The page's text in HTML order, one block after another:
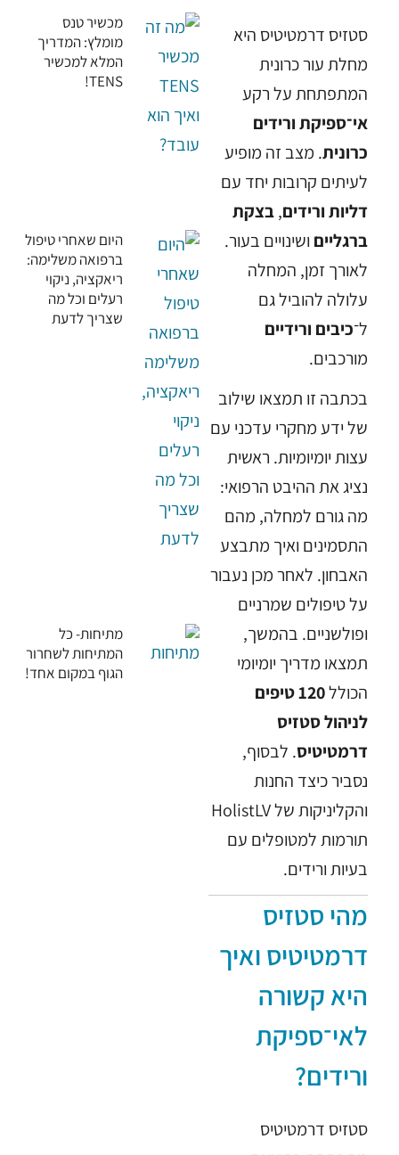
סטזיס דרמטיטיס היא
מחלת עור כרונית
המתפתחת על רקע
אי־ספיקת ורידים
כרונית. מצב זה מופיע
לעיתים קרובות יחד עם
דליות ורידים,בצקת
ברגליים ושינויים בעור.
לאורך זמן, המחלה
עלולה להוביל גם
ל־כיבים ורידיים
מורכבים.
בכתבה זו תמצאו שילוב
של ידע מחקרי עדכני עם
עצות יומיומיות. ראשית
נציג את ההיבט הרפואי:
מה גורם למחלה, מהם
התסמינים ואיך מתבצע
האבחון. לאחר מכן נעבור
על טיפולים שמרניים
ופולשניים. בהמשך,
תמצאו מדריך יומיומי
הכולל
120 טיפים
לניהול סטזיס
דרמטיטיס. לבסוף,
נסביר כיצד החנות
והקליניקות של HolistLV
תורמות למטופלים עם
בעיות ורידים.
מהי סטזיס
דרמטיטיס ואיך
היא קשורה
לאי־ספיקת
ורידים?
סטזיס דרמטיטיס
מכשיר טנס
מומלץ: המדריך
המלא למכשיר
TENS!
היום שאחרי טיפול
ברפואה משלימה:
ריאקציה, ניקוי
רעלים וכל מה
שצריך לדעת
מתיחות- כל
המתיחות לשחרור
הגוף במקום אחד!